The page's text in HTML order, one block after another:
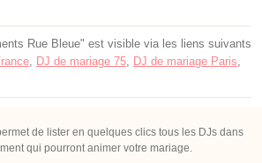
Rue Bleue" est visible via les liens suivants
, DJ de mariage 75, DJ de mariage Paris,
de lister en quelques clics tous les DJs dans
qui pourront animer votre mariage.